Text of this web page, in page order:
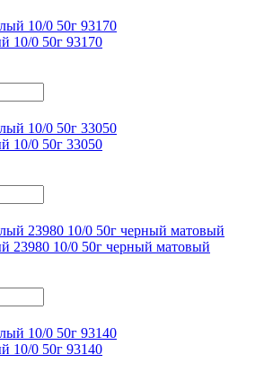
10/0 50г 93170
10/0 50г 33050
23980 10/0 50г черный матовый
10/0 50г 93140